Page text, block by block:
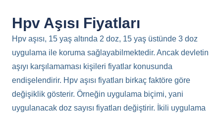
Hpv Aşısı Fiyatları
Hpv aşısı, 15 yaş altında 2 doz, 15 yaş üstünde 3 doz
uygulama ile koruma sağlayabilmektedir. Ancak devletin
aşıyı karşılamaması kişileri fiyatlar konusunda
endişelendirir. Hpv aşısı fiyatları birkaç faktöre göre
değişiklik gösterir. Örneğin uygulama biçimi, yani
uygulanacak doz sayısı fiyatları değiştirir. İkili uygulama